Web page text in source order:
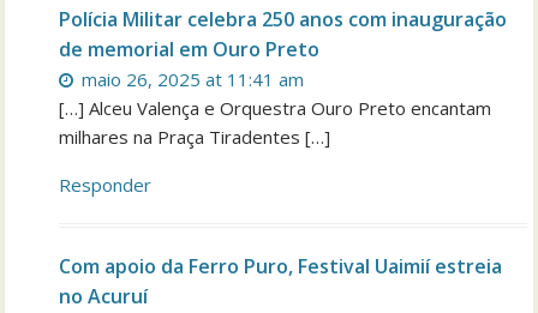
Polícia Militar celebra 250 anos com inauguração
de memorial em Ouro Preto
maio 26, 2025 at 11:41 am
[…] Alceu Valença e Orquestra Ouro Preto encantam
milhares na Praça Tiradentes […]
Responder
Com apoio da Ferro Puro, Festival Uaimií estreia
no Acuruí